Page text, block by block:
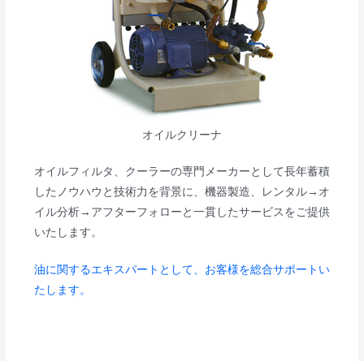
オイルクリーナ
オイルフィルタ、クーラーの専門メーカーとして長年蓄積
したノウハウと技術力を背景に、機器製造、レンタル→オ
イル分析→アフターフォローと一貫したサービスをご提供
いたします。
油に関するエキスパートとして、お客様を総合サポートい
たします。